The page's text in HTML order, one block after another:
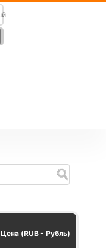
Цена (RUB - Рубль)